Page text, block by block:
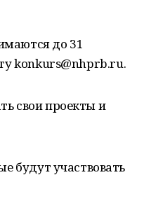
до 31
konkurs@nhprb.ru.
свои проекты и
будут участвовать